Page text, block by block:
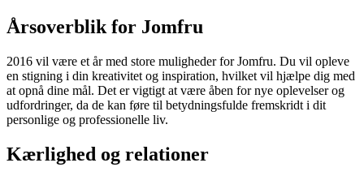
Årsoverblik for Jomfru
2016 vil være et år med store muligheder for Jomfru. Du vil opleve
en stigning i din kreativitet og inspiration, hvilket vil hjælpe dig med
at opnå dine mål. Det er vigtigt at være åben for nye oplevelser og
udfordringer, da de kan føre til betydningsfulde fremskridt i dit
personlige og professionelle liv.
Kærlighed og relationer